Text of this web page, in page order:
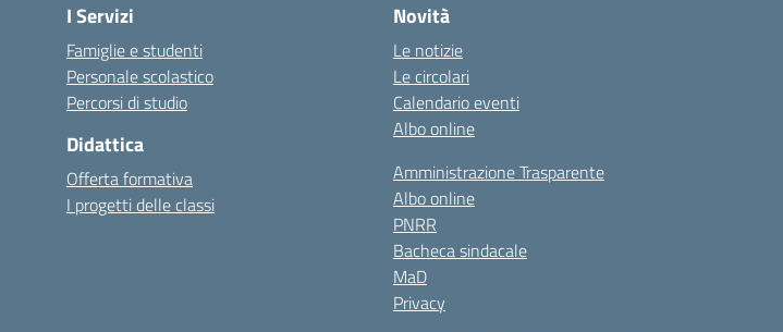
I Servizi
Famiglie e studenti
Personale scolastico
Percorsi di studio
Didattica
Offerta formativa
I progetti delle classi
Novità
Le notizie
Le circolari
Calendario eventi
Albo online
Amministrazione Trasparente
Albo online
PNRR
Bacheca sindacale
MaD
Privacy